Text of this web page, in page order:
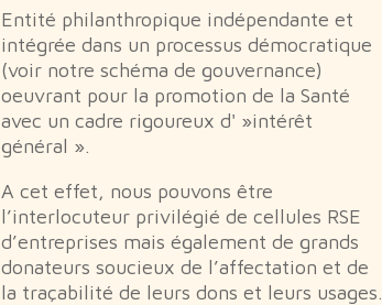
Entité philanthropique indépendante et
intégrée dans un processus démocratique
(voir notre schéma de gouvernance)
oeuvrant pour la promotion de la Santé
avec un cadre rigoureux d' »intérêt
général ».
A cet effet, nous pouvons être
l’interlocuteur privilégié de cellules RSE
d’entreprises mais également de grands
donateurs soucieux de l’affectation et de
la traçabilité de leurs dons et leurs usages.